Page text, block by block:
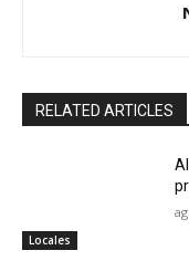
RELATED ARTICLES
Locales